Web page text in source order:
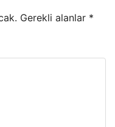
Gerekli alanlar *